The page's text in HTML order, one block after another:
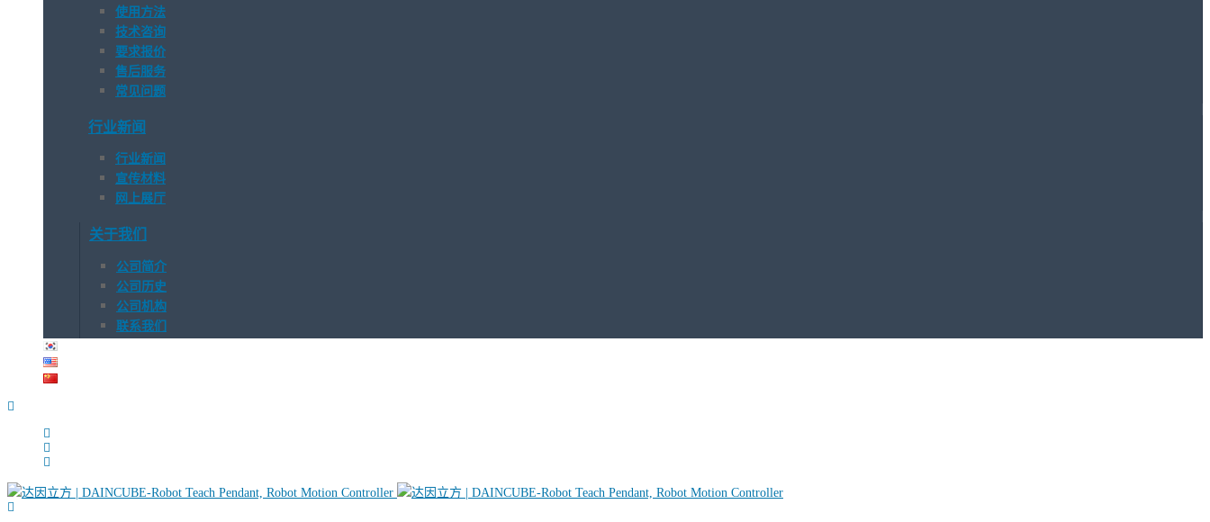
使用方法
技术咨询
要求报价
售后服务
常见问题
行业新闻
行业新闻
宣传材料
网上展厅
关于我们
公司简介
公司历史
公司机构
联系我们